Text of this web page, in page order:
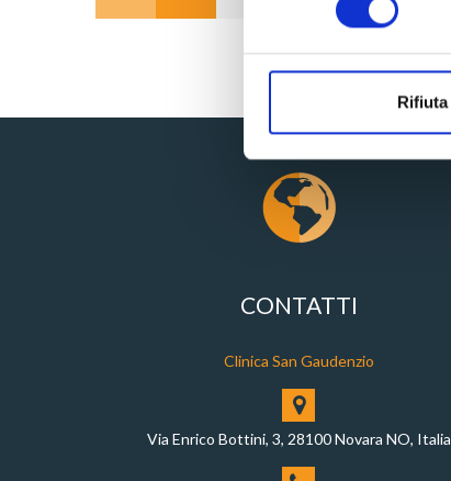
Rifiuta
CONTATTI
Clinica San Gaudenzio
Via Enrico Bottini, 3, 28100 Novara NO, Italia